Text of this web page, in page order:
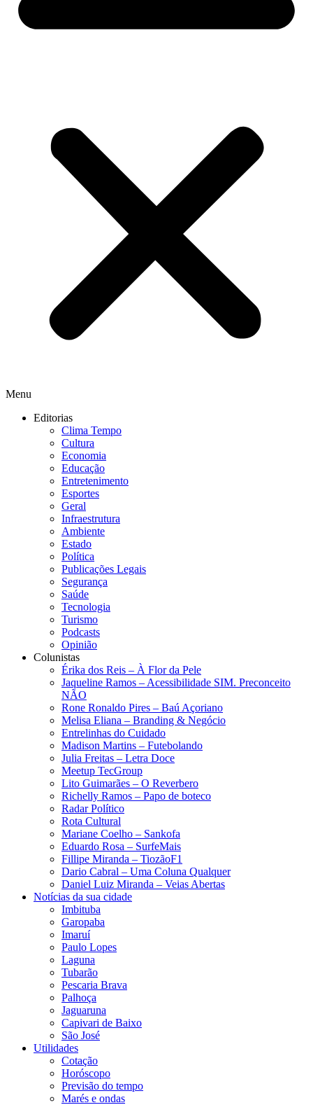
Menu
Editorias
Clima Tempo
Cultura
Economia
Educação
Entretenimento
Esportes
Geral
Infraestrutura
Ambiente
Estado
Política
Publicações Legais
Segurança
Saúde
Tecnologia
Turismo
Podcasts
Opinião
Colunistas
Érika dos Reis​ – À Flor da Pele
Jaqueline Ramos – Acessibilidade SIM. Preconceito
NÃO
Rone Ronaldo Pires – Baú Açoriano
Melisa Eliana – Branding & Negócio
Entrelinhas do Cuidado
Madison Martins – Futebolando
Julia Freitas​ – Letra Doce
Meetup TecGroup
Lito Guimarães – O Reverbero
Richelly Ramos​ – Papo de boteco
Radar Político
Rota Cultural
Mariane Coelho – Sankofa
Eduardo Rosa​ – SurfeMais
Fillipe Miranda – TiozãoF1
Dario Cabral – Uma Coluna Qualquer
Daniel Luiz Miranda – Veias Abertas
Notícias da sua cidade
Imbituba
Garopaba
Imaruí
Paulo Lopes
Laguna
Tubarão
Pescaria Brava
Palhoça
Jaguaruna
Capivari de Baixo
São José
Utilidades
Cotação
Horóscopo
Previsão do tempo
Marés e ondas